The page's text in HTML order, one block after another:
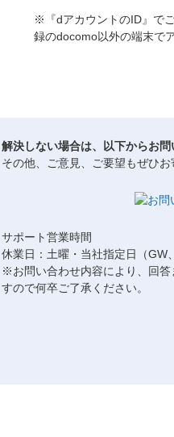
※『dアカウントのID』で
録のdocomo以外の端末で
解決しない場合は、以下からお問
その他、ご意見、ご要望もぜひお
サポート営業時間
休業日：土曜・当社指定日（GW
※お問い合わせ内容により、回答
すので何卒ご了承ください。